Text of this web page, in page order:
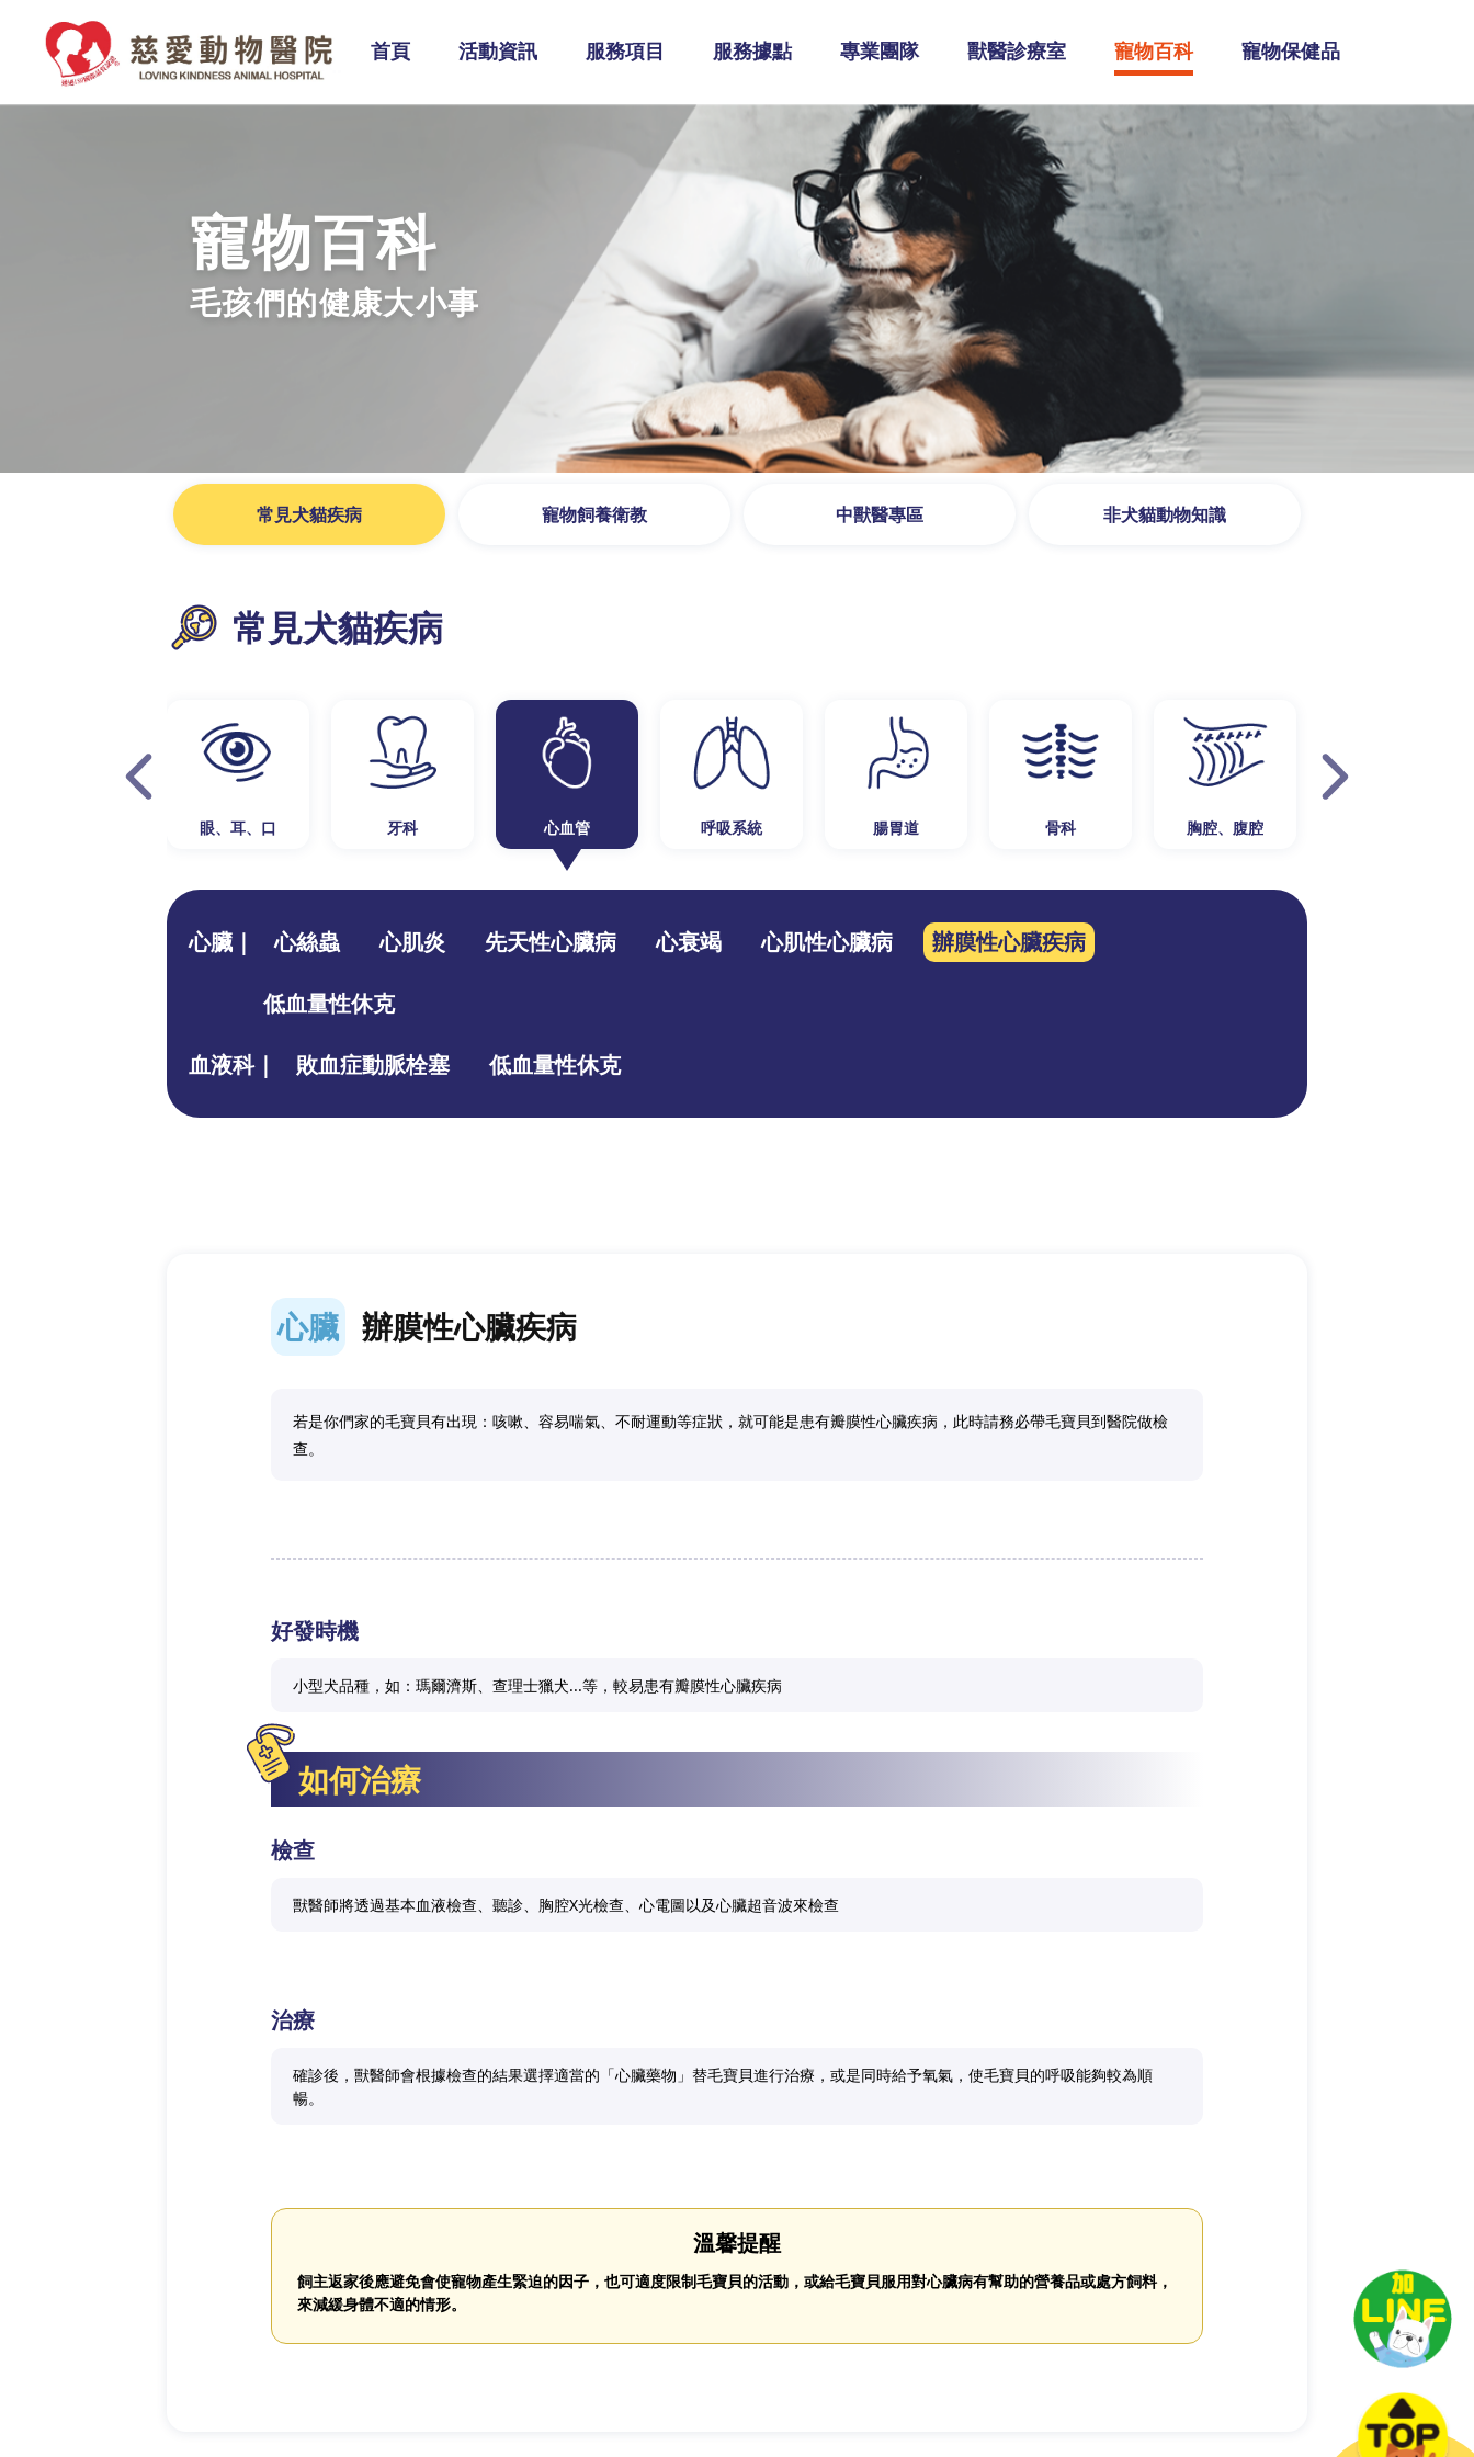
首頁 活動資訊 服務項目 服務據點 專業團隊 獸醫診療室 寵物百科 寵物保健品
寵物百科
毛孩們的健康大小事
常見犬貓疾病 寵物飼養衛教 中獸醫專區 非犬貓動物知識
常見犬貓疾病
眼、耳、口 牙科 心血管
心臟｜ 心絲蟲 心肌炎 先天性心臟病 心衰竭 心肌性心臟病 辦膜性心臟疾病
低血量性休克
血液科｜ 敗血症動脈栓塞 低血量性休克
呼吸系統 腸胃道 骨科 胸腔、腹腔
心臟 辦膜性心臟疾病
若是你們家的毛寶貝有出現：咳嗽、容易喘氣、不耐運動等症狀，就可能是患有瓣膜性心臟疾病，此時請務必帶毛寶貝到醫院做檢
查。
好發時機
小型犬品種，如：瑪爾濟斯、查理士獵犬...等，較易患有瓣膜性心臟疾病
如何治療
檢查
獸醫師將透過基本血液檢查、聽診、胸腔X光檢查、心電圖以及心臟超音波來檢查
治療
確診後，獸醫師會根據檢查的結果選擇適當的「心臟藥物」替毛寶貝進行治療，或是同時給予氧氣，使毛寶貝的呼吸能夠較為順
暢。
溫馨提醒
飼主返家後應避免會使寵物產生緊迫的因子，也可適度限制毛寶貝的活動，或給毛寶貝服用對心臟病有幫助的營養品或處方飼料，
來減緩身體不適的情形。